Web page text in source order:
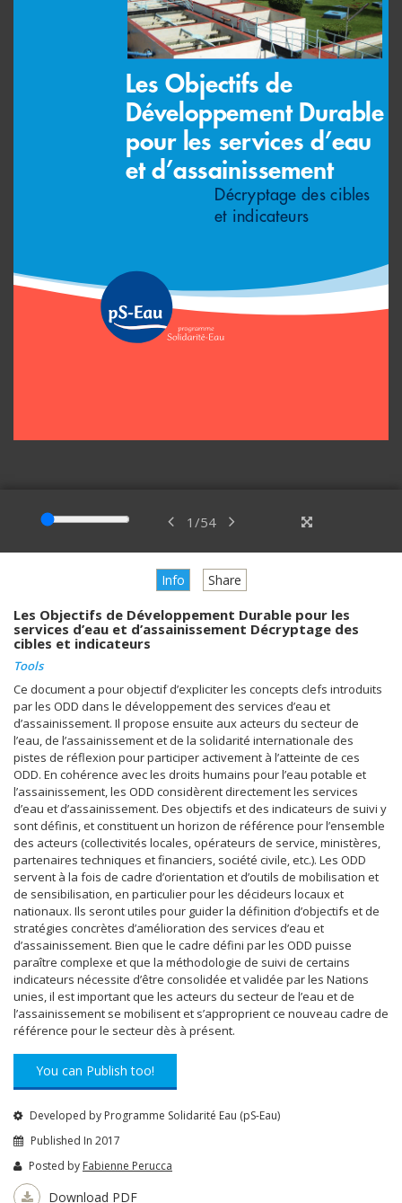
1 /54
Info Share
Les Objectifs de Développement Durable pour les
services d’eau et d’assainissement Décryptage des
cibles et indicateurs
Tools
Ce document a pour objectif d’expliciter les concepts clefs introduits
par les ODD dans le développement des services d’eau et
d’assainissement. Il propose ensuite aux acteurs du secteur de
l’eau, de l’assainissement et de la solidarité internationale des
pistes de réflexion pour participer activement à l’atteinte de ces
ODD. En cohérence avec les droits humains pour l’eau potable et
l’assainissement, les ODD considèrent directement les services
d’eau et d’assainissement. Des objectifs et des indicateurs de suivi y
sont définis, et constituent un horizon de référence pour l’ensemble
des acteurs (collectivités locales, opérateurs de service, ministères,
partenaires techniques et financiers, société civile, etc.). Les ODD
servent à la fois de cadre d’orientation et d’outils de mobilisation et
de sensibilisation, en particulier pour les décideurs locaux et
nationaux. Ils seront utiles pour guider la définition d’objectifs et de
stratégies concrètes d’amélioration des services d’eau et
d’assainissement. Bien que le cadre défini par les ODD puisse
paraître complexe et que la méthodologie de suivi de certains
indicateurs nécessite d’être consolidée et validée par les Nations
unies, il est important que les acteurs du secteur de l’eau et de
l’assainissement se mobilisent et s’approprient ce nouveau cadre de
référence pour le secteur dès à présent.
You can Publish too!
Developed by Programme Solidarité Eau (pS-Eau)
Published In 2017
Posted by Fabienne Perucca
Download PDF